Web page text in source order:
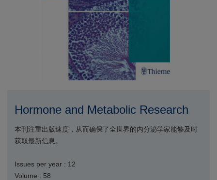
Hormone and Metabolic Research
本刊注重出版速度，从而确保了全世界的内分泌学家能够及时
获取最新信息。
Issues per year : 12
Volume : 58